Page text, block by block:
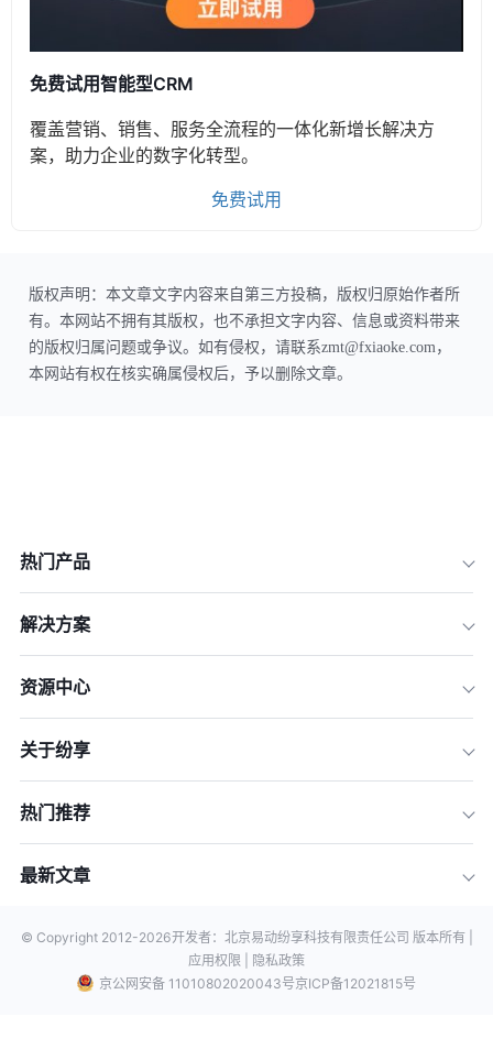
免费试用智能型CRM
覆盖营销、销售、服务全流程的一体化新增长解决方
案，助力企业的数字化转型。
免费试用
版权声明：本文章文字内容来自第三方投稿，版权归原始作者所
有。本网站不拥有其版权，也不承担文字内容、信息或资料带来
的版权归属问题或争议。如有侵权，请联系zmt@fxiaoke.com，
本网站有权在核实确属侵权后，予以删除文章。
热门产品
解决方案
资源中心
关于纷享
热门推荐
最新文章
© Copyright 2012-2026开发者：北京易动纷享科技有限责任公司 版本所有 |
应用权限 |
隐私政策
京公网安备 11010802020043号京ICP备12021815号